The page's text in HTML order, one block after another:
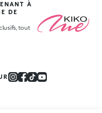
À
DE
tout